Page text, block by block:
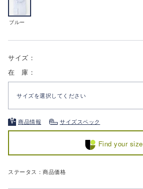
ブルー
サイズ：
在 庫：
サイズを選択してください
商品情報 サイズスペック
Find your size
ステータス：商品価格